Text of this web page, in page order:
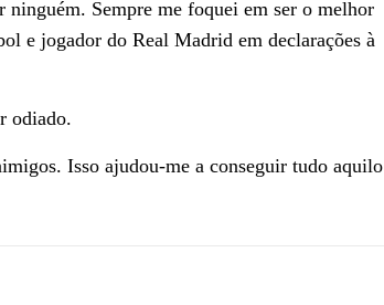
Sempre me foquei em ser o melhor
e jogador do Real Madrid em declarações à
odiado.
Isso ajudou-me a conseguir tudo aquilo